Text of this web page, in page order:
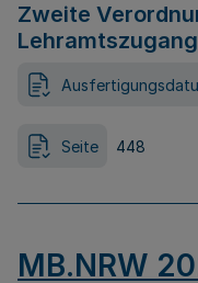
Zweite
Seite 448
MB.NRW